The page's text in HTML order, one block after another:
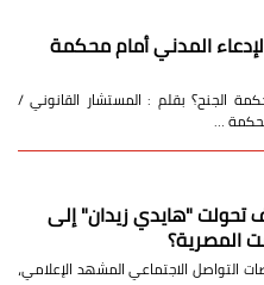
المدني أمام محكمة
الجنح؟ بقلم : المستشار القانوني /
…
تحولت "هايدي زيدان" إلى
المصرية؟
الاجتماعي المشهد الإعلامي،